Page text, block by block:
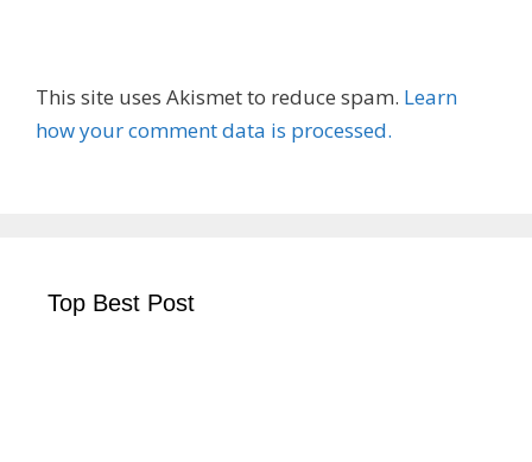
This site uses Akismet to reduce spam. Learn
how your comment data is processed.
Top Best Post